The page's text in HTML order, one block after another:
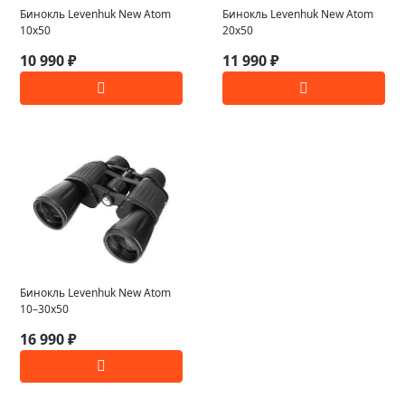
Бинокль Levenhuk New Atom
10x50
10 990 ₽
Бинокль Levenhuk New Atom
20x50
11 990 ₽
Бинокль Levenhuk New Atom
10–30x50
16 990 ₽